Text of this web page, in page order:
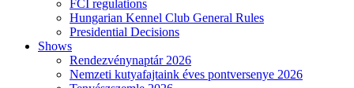
FCI regulations
Hungarian Kennel Club General Rules
Presidential Decisions
Shows
Rendezvénynaptár 2026
Nemzeti kutyafajtaink éves pontversenye 2026